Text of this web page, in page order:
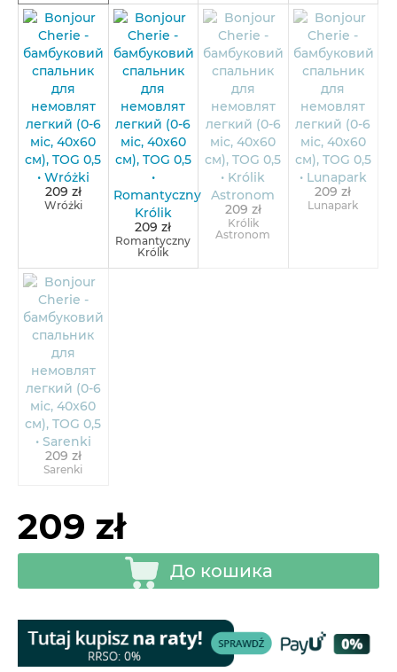
209 zł
Wróżki
209 zł
Romantyczny
Królik
209 zł
Królik
Astronom
209 zł
Lunapark
209 zł
Sarenki
209 zł
До кошика